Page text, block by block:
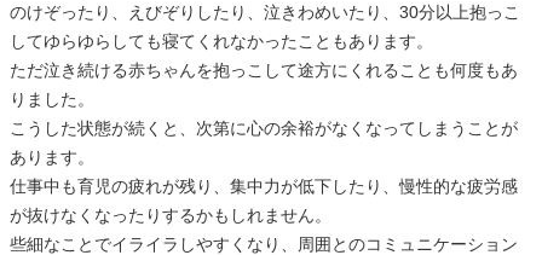
のけぞったり、えびぞりしたり、泣きわめいたり、30分以上抱っこ
してゆらゆらしても寝てくれなかったこともあります。
ただ泣き続ける赤ちゃんを抱っこして途方にくれることも何度もあ
りました。
こうした状態が続くと、次第に心の余裕がなくなってしまうことが
あります。
仕事中も育児の疲れが残り、集中力が低下したり、慢性的な疲労感
が抜けなくなったりするかもしれません。
些細なことでイライラしやすくなり、周囲とのコミュニケーション